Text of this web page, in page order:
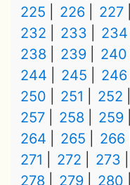
225
226 227
232
233 234
238
239 240
244
245 246
250
251 252
257
258 259
264
265 266
271
272 273
278
279 280